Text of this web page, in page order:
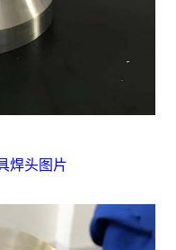
焊头图片